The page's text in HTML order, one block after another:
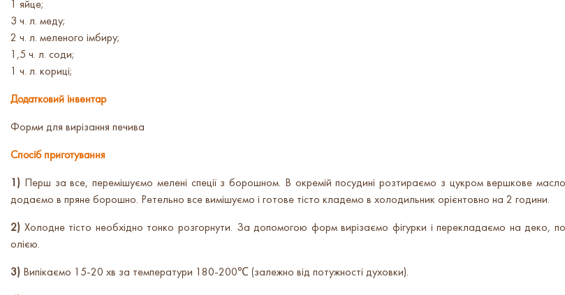
1 яйце;
3 ч. л. меду;
2 ч. л. меленого імбиру;
1,5 ч. л. соди;
1 ч. л. кориці;
Додатковий інвентар
Форми для вирізання печива
Спосіб приготування
1)
Перш за все, перемішуємо мелені спеції з борошном. В окремій посудині розтираємо з цукром вершкове
додаємо в пряне борошно. Ретельно все вимішуємо і готове тісто кладемо в холодильник орієнтовно на 2 години.
2) Холодне тісто необхідно тонко розгорнути. За допомогою форм вирізаємо фігурки і перекладаємо на деко,
олією.
3) Випікаємо 15-20 хв за температури 180-200℃ (залежно від потужності духовки).